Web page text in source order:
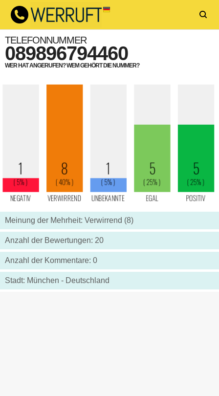
TELEFONNUMMER
089896794460
WER HAT ANGERUFEN? WEM GEHÖRT DIE NUMMER?
Meinung der Mehrheit: Verwirrend (8)
Anzahl der Bewertungen: 20
Anzahl der Kommentare: 0
Stadt: München - Deutschland